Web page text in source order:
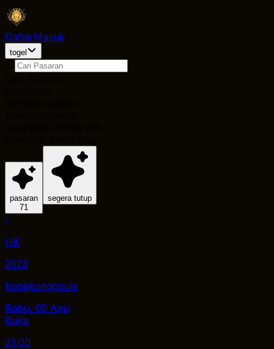
DaftarMasuk
togel
pasaran
71
segera tutup
HK
2623
hongkongpools
Rabu, 05 Agu
Buka
23.00